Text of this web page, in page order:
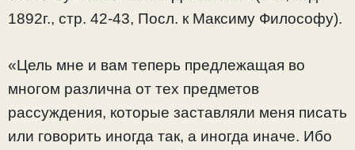
1892г., стр. 42-43, Посл. к Максиму Философу).
«Цель мне и вам теперь предлежащая во
многом различна от тех предметов
рассуждения, которые заставляли меня писать
или говорить иногда так, а иногда иначе. Ибо